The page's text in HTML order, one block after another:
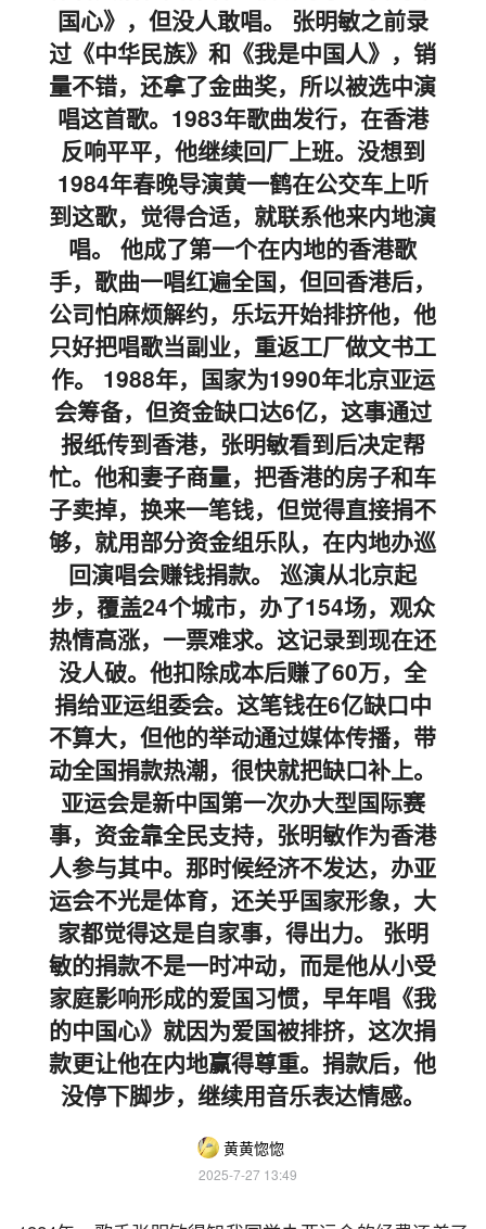
国心》，但没人敢唱。 张明敏之前录
过《中华民族》和《我是中国人》，销
量不错，还拿了金曲奖，所以被选中演
唱这首歌。1983年歌曲发行，在香港
反响平平，他继续回厂上班。没想到
1984年春晚导演黄一鹤在公交车上听
到这歌，觉得合适，就联系他来内地演
唱。 他成了第一个在内地的香港歌
手，歌曲一唱红遍全国，但回香港后，
公司怕麻烦解约，乐坛开始排挤他，他
只好把唱歌当副业，重返工厂做文书工
作。 1988年，国家为1990年北京亚运
会筹备，但资金缺口达6亿，这事通过
报纸传到香港，张明敏看到后决定帮
忙。他和妻子商量，把香港的房子和车
子卖掉，换来一笔钱，但觉得直接捐不
够，就用部分资金组乐队，在内地办巡
回演唱会赚钱捐款。 巡演从北京起
步，覆盖24个城市，办了154场，观众
热情高涨，一票难求。这记录到现在还
没人破。他扣除成本后赚了60万，全
捐给亚运组委会。这笔钱在6亿缺口中
不算大，但他的举动通过媒体传播，带
动全国捐款热潮，很快就把缺口补上。
亚运会是新中国第一次办大型国际赛
事，资金靠全民支持，张明敏作为香港
人参与其中。那时候经济不发达，办亚
运会不光是体育，还关乎国家形象，大
家都觉得这是自家事，得出力。 张明
敏的捐款不是一时冲动，而是他从小受
家庭影响形成的爱国习惯，早年唱《我
的中国心》就因为爱国被排挤，这次捐
款更让他在内地赢得尊重。捐款后，他
没停下脚步，继续用音乐表达情感。
黄黄惚惚
2025-7-27 13:49